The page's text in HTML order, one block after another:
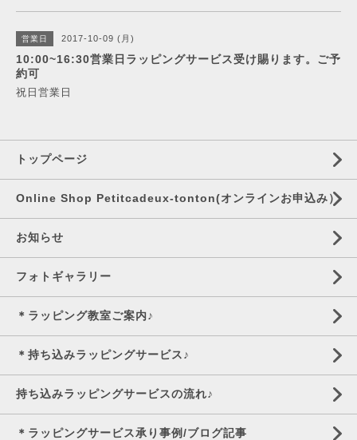
営業日 2017-10-09 (月)
10:00~16:30営業日ラッピングサービス受け賜ります。ご予
約可
祝日営業日
トップページ
Online Shop Petitcadeux-tonton(オンラインお申込み）
お知らせ
フォトギャラリー
＊ラッピング教室ご案内♪
＊持ち込みラッピングサービス♪
持ち込みラッピングサービスの流れ♪
＊ラッピングサービス承り事例/ブログ記事